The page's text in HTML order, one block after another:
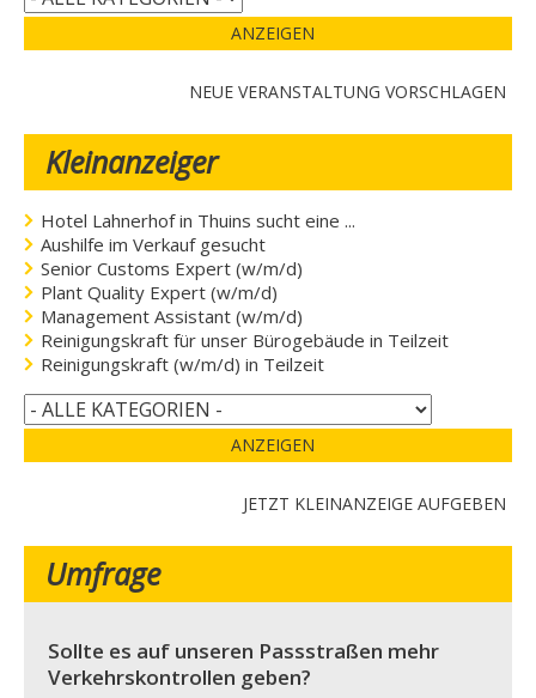
ANZEIGEN
NEUE VERANSTALTUNG VORSCHLAGEN
Kleinanzeiger
Hotel Lahnerhof in Thuins sucht eine ...
Aushilfe im Verkauf gesucht
Senior Customs Expert (w/m/d)
Plant Quality Expert (w/m/d)
Management Assistant (w/m/d)
Reinigungskraft für unser Bürogebäude in Teilzeit
Reinigungskraft (w/m/d) in Teilzeit
ANZEIGEN
JETZT KLEINANZEIGE AUFGEBEN
Umfrage
Sollte es auf unseren Passstraßen mehr
Verkehrskontrollen geben?